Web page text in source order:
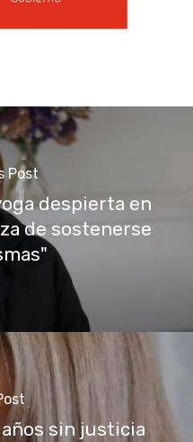
Post
despierta en
de sostenerse
sin justicia